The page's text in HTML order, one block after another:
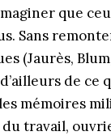
que
Sans
(Jaurès,
de ce
mémoires
travail,